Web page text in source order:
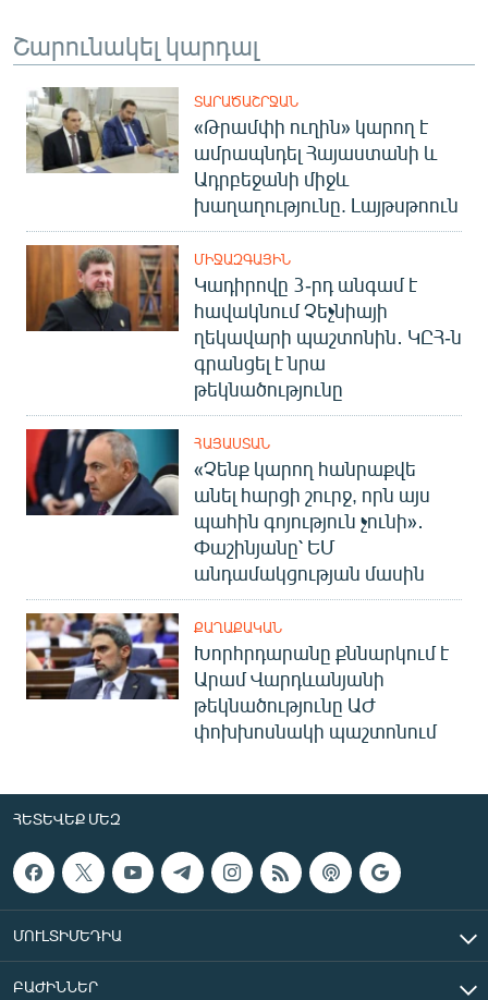
Շարունակել կարդալ
ՏԱՐԱԾԱՇՐՋԱՆ
«Թրամփի ուղին» կարող է
ամրապնդել Հայաստանի և
Ադրբեջանի միջև
խաղաղությունը. Լայթսթոուն
ՄԻՋԱԶԳԱՅԻՆ
Կադիրովը 3-րդ անգամ է
հավակնում Չեչնիայի
ղեկավարի պաշտոնին․ ԿԸՀ-ն
գրանցել է նրա
թեկնածությունը
ՀԱՅԱՍՏԱՆ
«Չենք կարող հանրաքվե
անել հարցի շուրջ, որն այս
պահին գոյություն չունի»․
Փաշինյանը՝ ԵՄ
անդամակցության մասին
ՔԱՂԱՔԱԿԱՆ
Խորհրդարանը քննարկում է
Արամ Վարդևանյանի
թեկնածությունը ԱԺ
փոխխոսնակի պաշտոնում
ՀԵՏԵՎԵՔ ՄԵԶ
ՄՈՒԼՏԻՄԵԴԻԱ
ԲԱԺԻՆՆԵՐ